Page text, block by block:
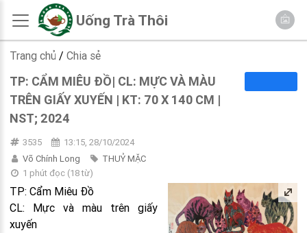
Uống Trà Thôi
Trang chủ / Chia sẻ
TP: CẨM MIÊU ĐỒ| CL: MỰC VÀ MÀU
TRÊN GIẤY XUYẾN | KT: 70 X 140 CM |
NST; 2024
3535
13:15, 28/10/2024
Võ Chính Long
THUỶ MẶC
1 phút đọc(18từ)
TP: Cẩm Miêu Đồ
CL: Mực và màu trên giấy
xuyến